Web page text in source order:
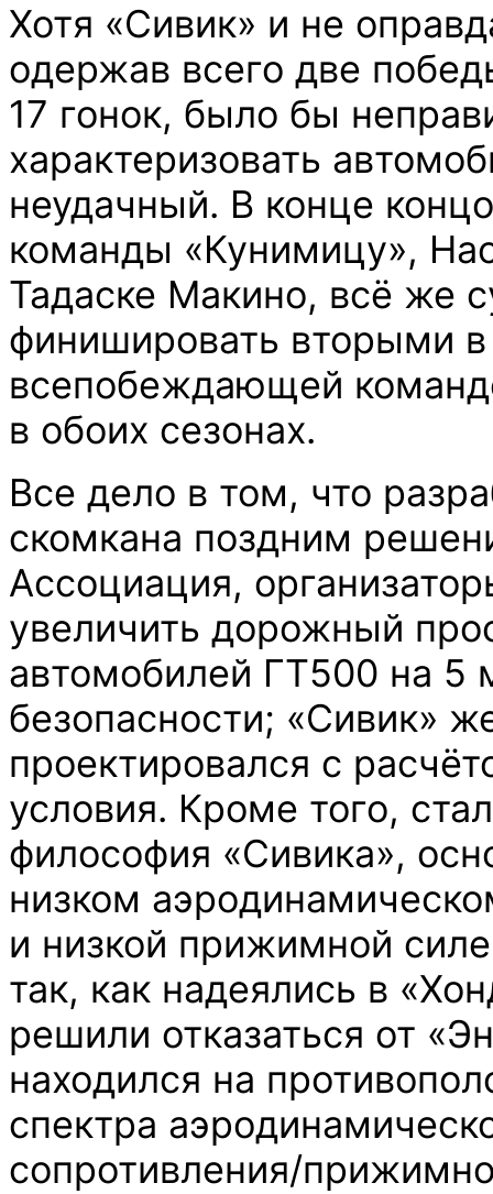
Хотя «Сивик» и не
одержав всего две
17 гонок, было бы
характеризовать
неудачный. В конце
команды «Кунимицу»,
Тадаске Макино, всё же
финишировать вторыми в
всепобеждающей
в обоих сезонах.
Все дело в том, что
скомкана поздним
Ассоциация,
увеличить дорожный
автомобилей ГТ500 на 5
безопасности; «Сивик»
проектировался с
условия. Кроме того,
философия «Сивика»,
низком
и низкой прижимной
так, как надеялись в
решили отказаться от
находился на
спектра
сопротивления/